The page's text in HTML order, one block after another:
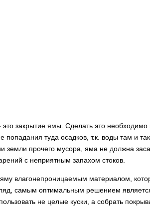
закрытие ямы. Сделать это
попадания туда осадков, т.к. воды там и
земли прочего мусора, яма не должна
с неприятным запахом стоков.
влагонепроницаемым материалом,
самым оптимальным решением
не целые куски, а собрать